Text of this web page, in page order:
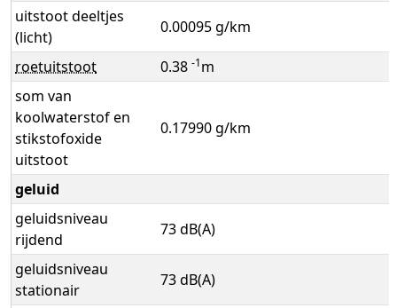
uitstoot deeltjes
(licht)
0.00095 g/km
roetuitstoot 0.38 -1m
som van
koolwaterstof en
stikstofoxide
uitstoot
0.17990 g/km
geluid
geluidsniveau
rijdend
73 dB(A)
geluidsniveau
stationair
73 dB(A)